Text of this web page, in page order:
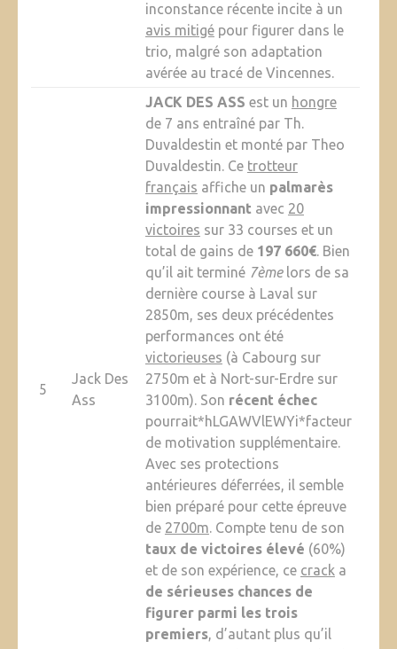
inconstance récente incite à un
avis mitigépour figurer dans le
trio, malgré son adaptation
avérée au tracé de Vincennes.
5
Jack Des
Ass
JACK DES ASS est un hongre
de 7 ans entraîné par Th.
Duvaldestin et monté par Theo
Duvaldestin. Ce trotteur
français affiche un palmarès
impressionnant avec 20
victoires sur 33 courses et un
total de gains de 197 660€. Bien
qu’il ait terminé 7èmelors de sa
dernière course à Laval sur
2850m, ses deux précédentes
performances ont été
victorieuses (à Cabourg sur
2750m et à Nort-sur-Erdre sur
3100m). Son récent échec
pourrait*hLGAWVlEWYi*facteur
de motivation supplémentaire.
Avec ses protections
antérieures déferrées, il semble
bien préparé pour cette épreuve
de 2700m. Compte tenu de son
taux de victoires élevé (60%)
et de son expérience, ce crack a
de sérieuses chances de
figurer parmi les trois
premiers, d’autant plus qu’il